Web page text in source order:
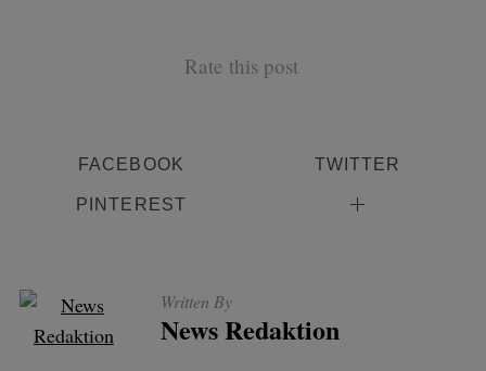
Rate this post
FACEBOOK TWITTER
PINTEREST
Written By
News Redaktion